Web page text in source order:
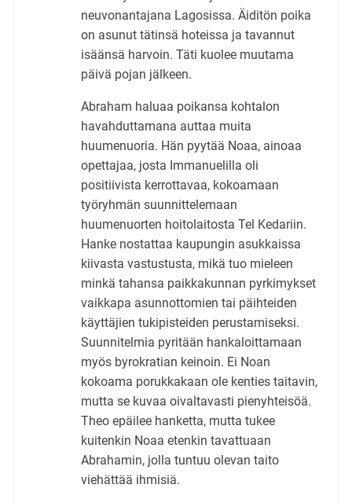
neuvonantajana Lagosissa. Äiditön poika
on asunut tätinsä hoteissa ja tavannut
isäänsä harvoin. Täti kuolee muutama
päivä pojan jälkeen.
Abraham haluaa poikansa kohtalon
havahduttamana auttaa muita
huumenuoria. Hän pyytää Noaa, ainoaa
opettajaa, josta Immanuelilla oli
positiivista kerrottavaa, kokoamaan
työryhmän suunnittelemaan
huumenuorten hoitolaitosta Tel Kedariin.
Hanke nostattaa kaupungin asukkaissa
kiivasta vastustusta, mikä tuo mieleen
minkä tahansa paikkakunnan pyrkimykset
vaikkapa asunnottomien tai päihteiden
käyttäjien tukipisteiden perustamiseksi.
Suunnitelmia pyritään hankaloittamaan
myös byrokratian keinoin. Ei Noan
kokoama porukkakaan ole kenties taitavin,
mutta se kuvaa oivaltavasti pienyhteisöä.
Theo epäilee hanketta, mutta tukee
kuitenkin Noaa etenkin tavattuaan
Abrahamin, jolla tuntuu olevan taito
viehättää ihmisiä.